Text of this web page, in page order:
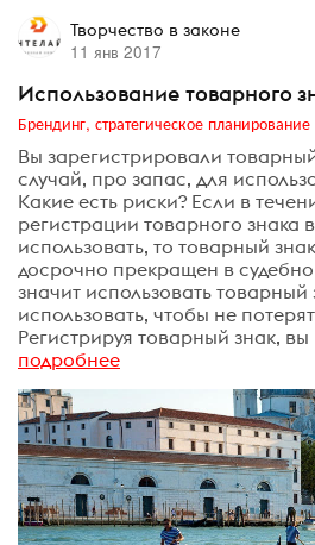
Творчество в законе
11 янв 2017
Использование товарного
Брендинг, стратегическое планирование
Вы зарегистрировали
случай, про запас, для
Какие есть риски? Если в
регистрации товарного знака
использовать, то товарный
досрочно прекращен в
значит использовать товарный
использовать, чтобы не
Регистрируя товарный знак, вы
подробнее